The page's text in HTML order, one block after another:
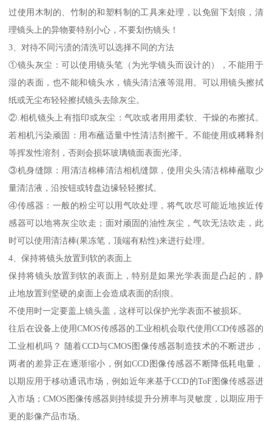
过使用木制的、竹制的和塑料制的工具来处理，以免留下划痕，清
理镜头上的异物要特别小心，不要划伤镜头！
3、对待不同污渍的清洗可以选择不同的方法
①镜头灰尘：可以使用镜头笔（为光学镜头而设计的），不能用于
湿的表面，也不能和镜头水，镜头清洁液等混用。可以用镜头擦拭
纸或无尘布轻轻擦拭镜头去除灰尘。
②.相机镜头上有指印或灰尘：气吹或者用用柔软、干燥的布擦拭。
若相机污染顽固：用布蘸适量中性清洁剂擦干。不能使用或稀释剂
等挥发性溶剂，否则会损坏玻璃镜面表面光泽。
③机身缝隙：用清洁棉棒清洁相机缝隙，使用尖头清洁棉棒蘸取少
量清洁液，沿按钮或转盘边缘轻轻擦拭。
④传感器：一般的粉尘可以用气吹处理，将气吹尽可能近地挨近传
感器可以地将灰尘吹走；面对顽固的油性灰尘，气吹无法吹走，此
时可以使用清洁棒(果冻笔，顶端有粘性)来进行处理。
4、保持将镜头放置到软的表面上
保持将镜头放置到软的表面上，特别是如果光学表面是凸起的，静
止地放置到坚硬的桌面上会造成表面的刮痕。
不使用时一定要盖上镜头盖，这样可以保护光学表面不被损坏。
往后在设备上使用CMOS传感器的工业相机会取代使用CCD传感器的
工业相机吗？ 随着CCD与CMOS图像传感器制造技术的不断进步，
两者的差异正在逐渐缩小，例如CCD图像传感器不断降低耗电量，
以期应用于移动通讯市场，例如近年来基于CCD的ToF图像传感器进
入市场；CMOS图像传感器则持续提升分辨率与灵敏度，以期应用于
更的影像产品市场。